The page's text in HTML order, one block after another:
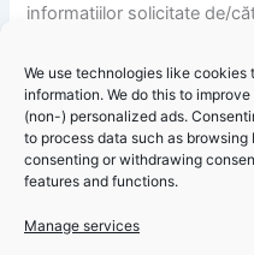
We use technologies like
information. We do this to
(non-) personalized ads.
to process data such as
consenting or withdrawing
features and functions.
Manage services
informațiilor solicitate de/
de publicitate prevăzute în
cazul); verificarea,
cererea de finanțare și
vederea respectării planului